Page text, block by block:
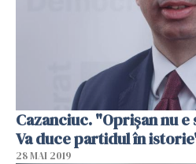
Cazanciuc. "Oprişan nu e
Va duce partidul în
28 MAI 2019